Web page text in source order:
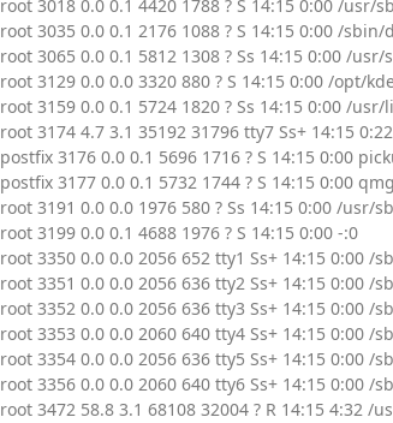
root 3018 0.0 0.1 4420 1788 ? S 14:15 0:00 /usr/
root 3035 0.0 0.1 2176 1088 ? S 14:15 0:00 /
root 3065 0.0 0.1 5812 1308 ? Ss 14:15 0:00 /
root 3129 0.0 0.0 3320 880 ? S 14:15 0:00 /opt/
root 3159 0.0 0.1 5724 1820 ? Ss 14:15 0:00 /
root 3174 4.7 3.1 35192 31796 tty7 Ss+ 14:15
postfix 3176 0.0 0.1 5696 1716 ? S 14:15 0:00
postfix 3177 0.0 0.1 5732 1744 ? S 14:15 0:00
root 3191 0.0 0.0 1976 580 ? Ss 14:15 0:00 /usr/
root 3199 0.0 0.1 4688 1976 ? S 14:15 0:00 -:0
root 3350 0.0 0.0 2056 652 tty1 Ss+ 14:15 0:00 /
root 3351 0.0 0.0 2056 636 tty2 Ss+ 14:15 0:00 /
root 3352 0.0 0.0 2056 636 tty3 Ss+ 14:15 0:00 /
root 3353 0.0 0.0 2060 640 tty4 Ss+ 14:15 0:00 /
root 3354 0.0 0.0 2056 636 tty5 Ss+ 14:15 0:00 /
root 3356 0.0 0.0 2060 640 tty6 Ss+ 14:15 0:00 /
root 3472 58.8 3.1 68108 32004 ? R 14:15 4:32 /